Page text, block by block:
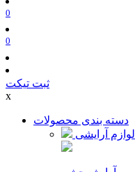
0
0
ثبت تیکت
x
دسته بندی محصولات
لوازم آرایشی